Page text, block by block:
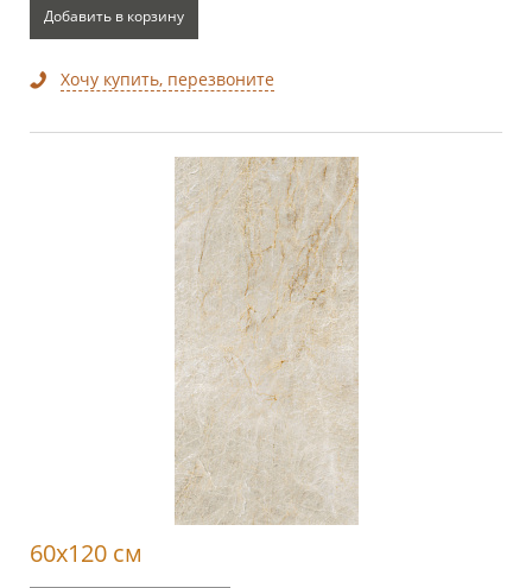
Добавить в корзину
Хочу купить, перезвоните
60x120 см